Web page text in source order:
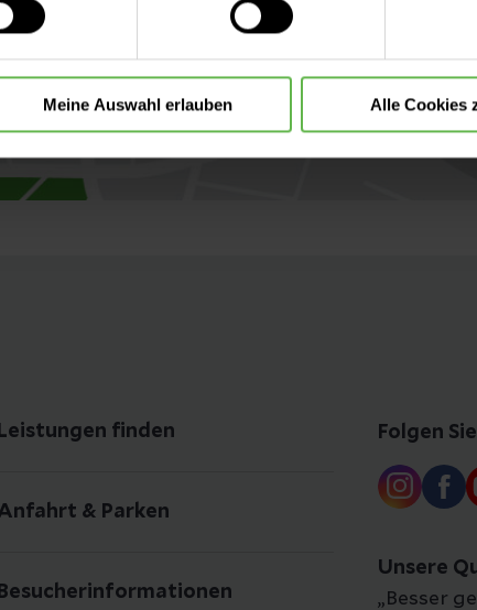
Sie jederzeit ändern oder widerrufen.
Meine Auswahl erlauben Alle Cookies
Leistungen finden
& Parken
Besucherinformationen
Folgen
Unsere
„Besser